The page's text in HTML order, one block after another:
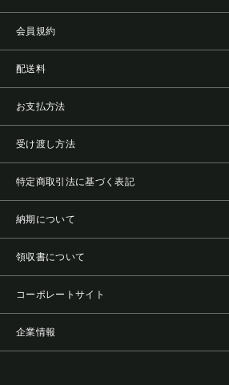
会員規約
配送料
お支払方法
受け渡し方法
特定商取引法に基づく表記
納期について
領収書について
コーポレートサイト
企業情報